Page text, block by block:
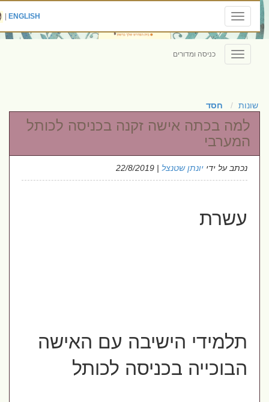
Toggle
navigation
ENGLISH
|
Toggle
navigation
כניסה ומדורים
שונות חסד
למה בכתה אישה זקנה בכניסה לכותל
המערבי
נכתב על ידייונתן שטנצל| 22/8/2019
עשרת
תלמידי הישיבה עם האישה
הבוכייה בכניסה לכותל